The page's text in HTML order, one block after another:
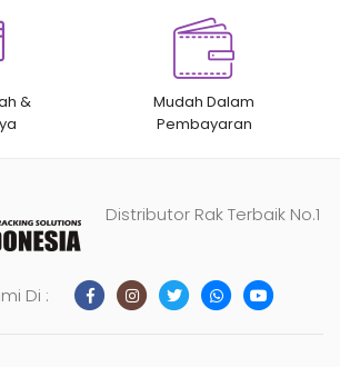
&
Mudah Dalam
Pembayaran
Distributor Rak Terbaik No.1
Di :